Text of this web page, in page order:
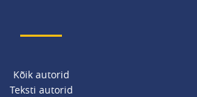
Kõik autorid
Teksti autorid